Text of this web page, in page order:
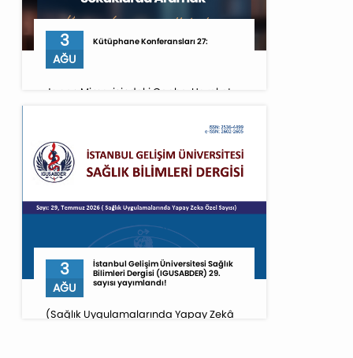
3
AĞU
Kütüphane Konferansları 27:
Japon Mimarisindeki Cephe, Hareket,
Aramak [03.08.2026 saat 20.00-21.00]
3
AĞU
İstanbul Gelişim Üniversitesi Sağlık
Bilimleri Dergisi (IGUSABDER) 29.
sayısı yayımlandı!
(Sağlık Uygulamalarında Yapay Zekâ